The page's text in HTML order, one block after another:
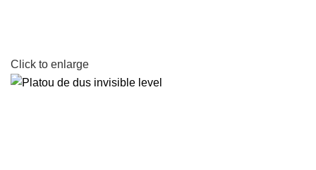
Click to enlarge